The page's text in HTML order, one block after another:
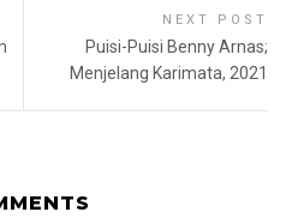
NEXT POST
Puisi-Puisi Benny Arnas;
Menjelang Karimata, 2021